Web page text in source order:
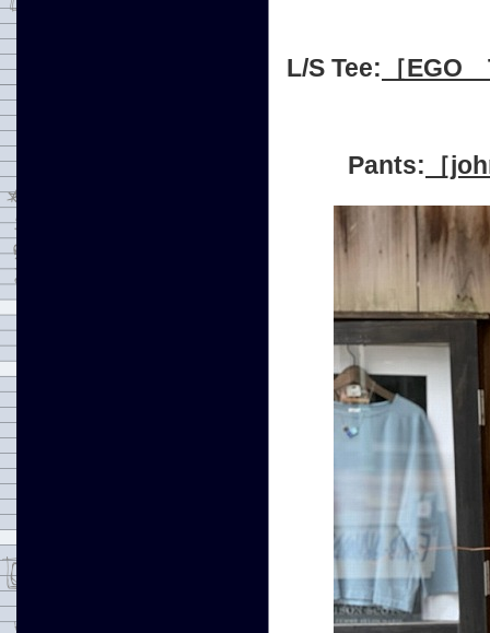
L/S Tee: ［
Pants: ［